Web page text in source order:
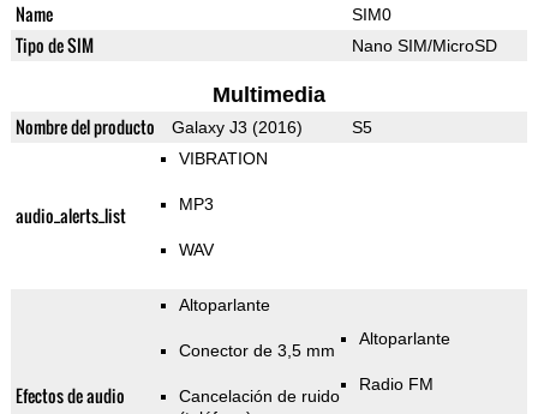
Name SIM0
Tipo de SIM Nano SIM/MicroSD
Multimedia
Nombre del producto Galaxy J3 (2016) S5
audio_alerts_list
VIBRATION
MP3
WAV
Efectos de audio
Altoparlante
Conector de 3,5 mm
Cancelación de ruido
Altoparlante
Radio FM